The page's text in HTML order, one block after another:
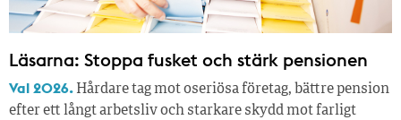
Läsarna: Stoppa fusket och stärk pensionen
Val 2026. Hårdare tag mot oseriösa företag, bättre pension
efter ett långt arbetsliv och starkare skydd mot farligt